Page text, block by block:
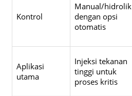
Kontrol
Manual/hidrolik
dengan opsi
otomatis
Aplikasi
utama
Injeksi tekanan
tinggi untuk
proses kritis